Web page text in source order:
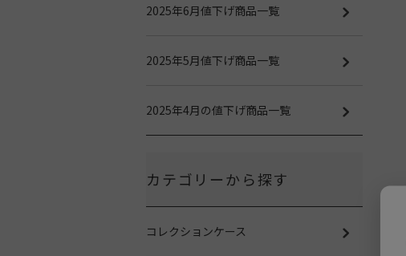
2025年6月値下げ商品一覧
2025年5月値下げ商品一覧
2025年4月の値下げ商品一覧
カテゴリーから探す
コレクションケース